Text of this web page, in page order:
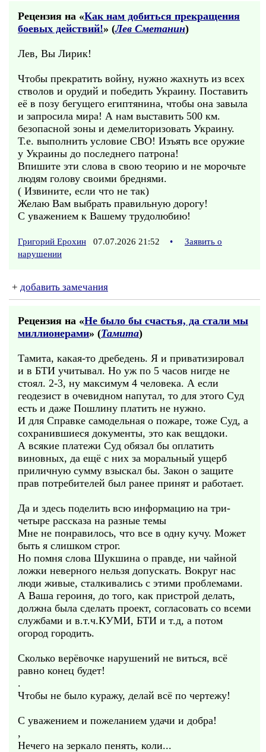
Рецензия на «Как нам добиться прекращения
боевых действий!» (Лев Сметанин)
Лев, Вы Лирик!
Чтобы прекратить войну, нужно жахнуть из всех
стволов и орудий и победить Украину. Поставить
её в позу бегущего египтянина, чтобы она завыла
и запросила мира! А нам выставить 500 км.
безопасной зоны и демелиторизовать Украину.
Т.е. выполнить условие СВО! Изъять все оружие
у Украины до последнего патрона!
Впишите эти слова в свою теорию и не морочьте
людям голову своими бреднями.
( Извините, если что не так)
Желаю Вам выбрать правильную дорогу!
С уважением к Вашему трудолюбию!
Григорий Ерохин 07.07.2026 21:52 •
Заявить о
нарушении
+ добавить замечания
Рецензия на «Не было бы счастья, да стали мы
миллионерами» (Тамита)
Тамита, какая-то дребедень. Я и приватизировал
и в БТИ учитывал. Но уж по 5 часов нигде не
стоял. 2-3, ну максимум 4 человека. А если
геодезист в очевидном напутал, то для этого Суд
есть и даже Пошлину платить не нужно.
И для Справке самодельная о пожаре, тоже Суд, а
сохранившиеся документы, это как вещдоки.
А всякие платежи Суд обязал бы оплатить
виновных, да ещё с них за моральный ущерб
приличную сумму взыскал бы. Закон о защите
прав потребителей был ранее принят и работает.
Да и здесь поделить всю информацию на три-
четыре рассказа на разные темы
Мне не понравилось, что все в одну кучу. Может
быть я слишком строг.
Но помня слова Шукшина о правде, ни чайной
ложки неверного нельзя допускать. Вокруг нас
люди живые, сталкивались с этими проблемами.
А Ваша героиня, до того, как пристрой делать,
должна была сделать проект, согласовать со всеми
службами и в.т.ч.КУМИ, БТИ и т.д, а потом
огород городить.
Сколько верёвочке нарушений не виться, всё
равно конец будет!
.
Чтобы не было куражу, делай всё по чертежу!
С уважением и пожеланием удачи и добра!
,
Нечего на зеркало пенять, коли...